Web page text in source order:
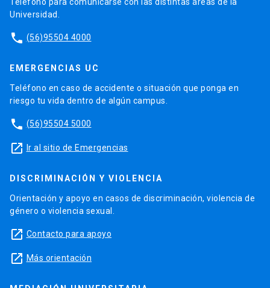
Universidad.
phone (56)95504 4000
EMERGENCIAS UC
Teléfono en caso de accidente o situación que ponga en
riesgo tu vida dentro de algún campus.
phone (56)95504 5000
launch Ir al sitio de Emergencias
DISCRIMINACIÓN Y VIOLENCIA
Orientación y apoyo en casos de discriminación, violencia de
género o violencia sexual.
launch Contacto para apoyo
launch Más orientación